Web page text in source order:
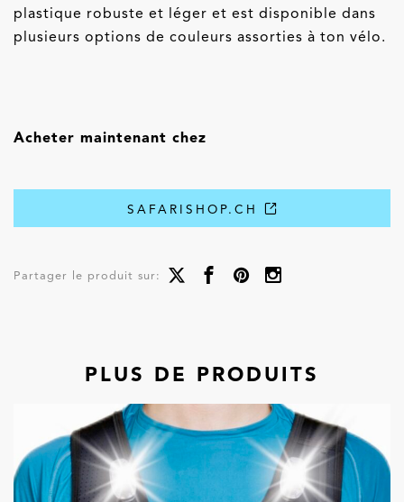
plastique robuste et léger et est disponible dans
plusieurs options de couleurs assorties à ton vélo.
Acheter maintenant chez
SAFARISHOP.CH
Partager le produit sur:
PLUS DE PRODUITS